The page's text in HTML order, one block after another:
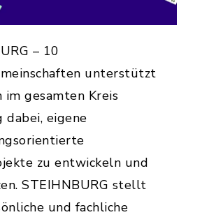
– 10
unterstützt
im gesamten Kreis
dabei, eigene
zu entwickeln und
STEIHNBURG stellt
und fachliche